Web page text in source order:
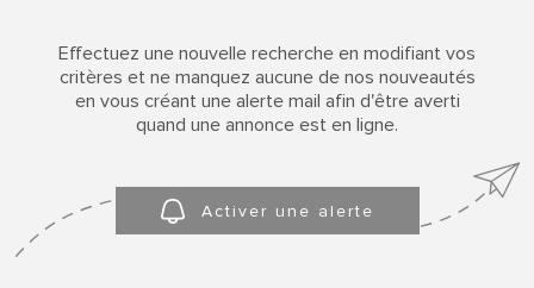
CONTACT
Effectuez une nouvelle recherche en modifiant vos
critères et ne manquez aucune de nos nouveautés
en vous créant une alerte mail afin d'être averti
quand une annonce est en ligne.
Activer une alerte
Pièces
PIÈCES
RÉFÉRENCE
RECHERCHER